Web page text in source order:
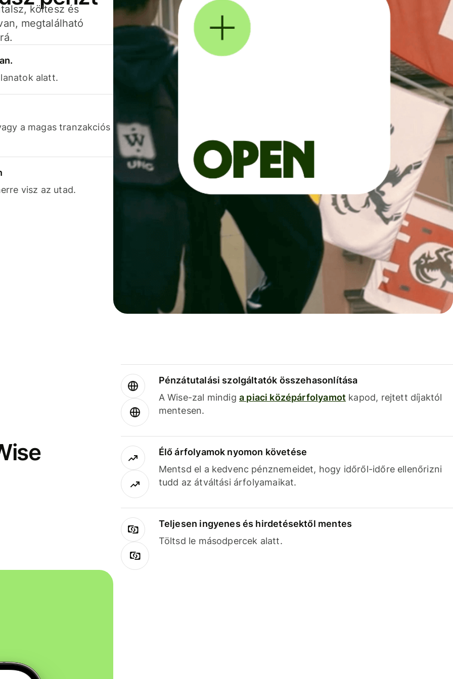
költesz és
megtalálható
alatt.
a magas tranzakciós
visz az utad.
Pénzátutalási szolgáltatók összehasonlítása
A Wise-zal mindig a piaci középárfolyamot kapod, rejtett díjaktól
mentesen.
Élő árfolyamok nyomon követése
Mentsd el a kedvenc pénznemeidet, hogy időről-időre ellenőrizni
tudd az átváltási árfolyamaikat.
Teljesen ingyenes és hirdetésektől mentes
Töltsd le másodpercek alatt.